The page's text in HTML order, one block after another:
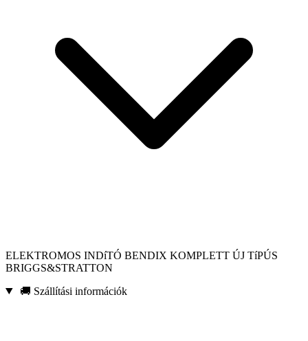
ELEKTROMOS INDíTÓ BENDIX KOMPLETT ÚJ TíPÚS
BRIGGS&STRATTON
🚚 Szállítási információk